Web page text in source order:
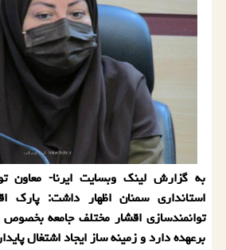
به گزارش لینک وبسایت ایرنا- معاون
استانداری سمنان اظهار داشت: پارک
توانمندسازی اقشار مختلف جامعه بخصوص
برعهده دارد و زمینه ساز ایجاد اشتغال